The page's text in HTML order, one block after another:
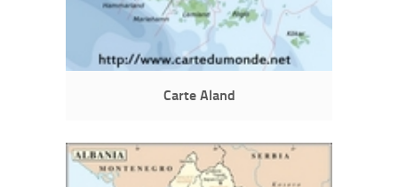
Carte Aland